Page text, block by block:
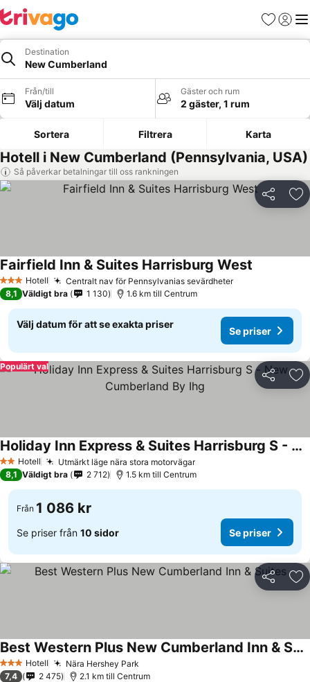
Favoriter
Logga
Destination
New Cumberland
Från/till
Välj datum
Gäster och rum
2 gäster, 1 rum
Sortera Filtrera Karta
Hotell i New Cumberland (Pennsylvania, USA)
Så påverkar betalningar till oss rankningen
Dela
3 StjärnorHotell Centralt nav för Pennsylvanias sevärdheter
Fairfield Inn & Suites Harrisburg West
8,1 Väldigt bra 1 130 1.6 km till Centrum
Välj datum för att se exakta priser
Se priser
Dela
Populärt val
2 Stjärnor
Hotell Utmärkt läge nära stora motorvägar
Holiday Inn Express & Suites Harrisburg S - New Cumberland By Ihg
8,1 Väldigt bra 2 712 1.5 km till Centrum
Från 1 086 kr
Se priser från 10 sidor Se priser
Dela
3 StjärnorHotell Nära Hershey Park
Best Western Plus New Cumberland Inn & Suites
7,4 2 475 2.1 km till Centrum